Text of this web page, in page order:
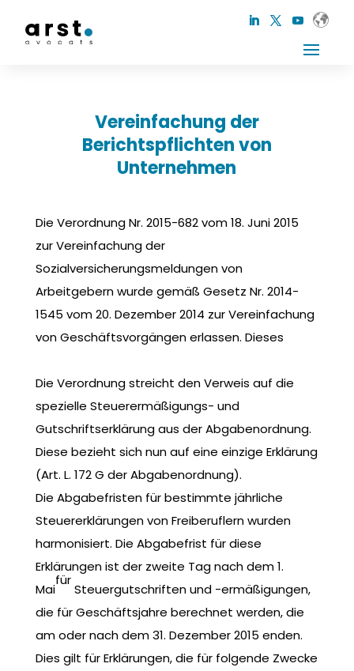
Vereinfachung der
Berichtspflichten von
Unternehmen
Die Verordnung Nr. 2015-682 vom 18. Juni 2015
zur Vereinfachung der
Sozialversicherungsmeldungen von
Arbeitgebern wurde gemäß Gesetz Nr. 2014-
1545 vom 20. Dezember 2014 zur Vereinfachung
von Geschäftsvorgängen erlassen. Dieses
Die Verordnung streicht den Verweis auf die
spezielle Steuerermäßigungs- und
Gutschriftserklärung aus der Abgabenordnung.
Diese bezieht sich nun auf eine einzige Erklärung
(Art. L. 172 G der Abgabenordnung).
Die Abgabefristen für bestimmte jährliche
Steuererklärungen von Freiberuflern wurden
harmonisiert. Die Abgabefrist für diese
Erklärungen ist der zweite Tag nach dem 1.
Mai
für
Steuergutschriften und -ermäßigungen,
die für Geschäftsjahre berechnet werden, die
am oder nach dem 31. Dezember 2015 enden.
Dies gilt für Erklärungen, die für folgende Zwecke